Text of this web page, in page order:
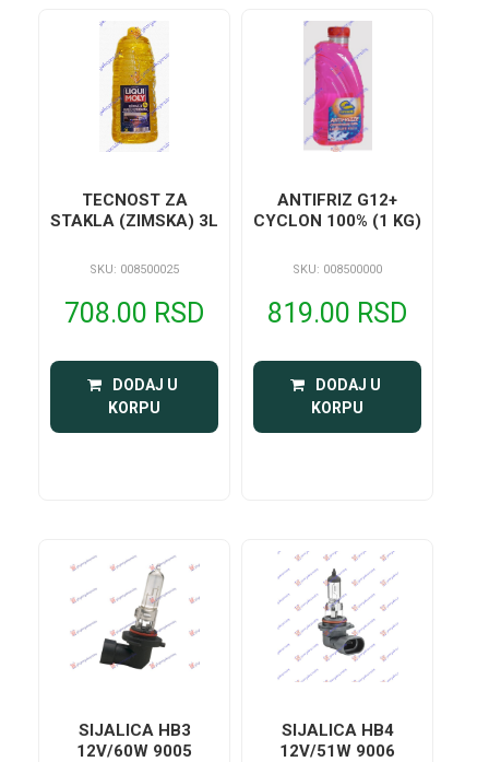
TECNOST ZA
STAKLA (ZIMSKA) 3L
SKU: 008500025
708.00 RSD
DODAJ U
KORPU
ANTIFRIZ G12+
CYCLON 100% (1 KG)
SKU: 008500000
819.00 RSD
DODAJ U
KORPU
SIJALICA HB3
12V/60W 9005
SIJALICA HB4
12V/51W 9006